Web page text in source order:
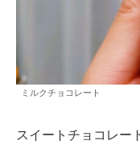
ミルクチョコレート
スイートチョコレー